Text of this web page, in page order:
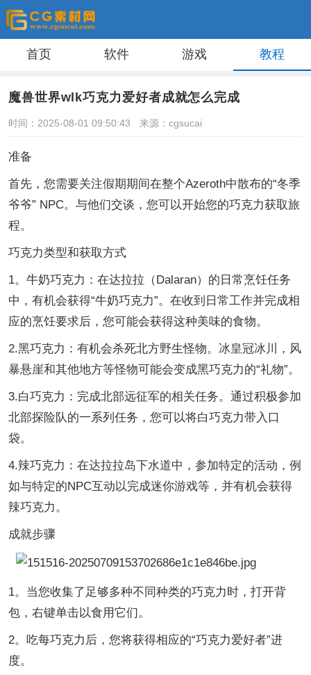
首页 软件 游戏 教程
魔兽世界wlk巧克力爱好者成就怎么完成
时间：2025-08-01 09:50:43 来源：cgsucai
准备
首先，您需要关注假期期间在整个Azeroth中散布的“冬季
爷爷” NPC。与他们交谈，您可以开始您的巧克力获取旅
程。
巧克力类型和获取方式
1。牛奶巧克力：在达拉拉（Dalaran）的日常烹饪任务
中，有机会获得“牛奶巧克力”。在收到日常工作并完成相
应的烹饪要求后，您可能会获得这种美味的食物。
2.黑巧克力：有机会杀死北方野生怪物。冰皇冠冰川，风
暴悬崖和其他地方等怪物可能会变成黑巧克力的“礼物”。
3.白巧克力：完成北部远征军的相关任务。通过积极参加
北部探险队的一系列任务，您可以将白巧克力带入口
袋。
4.辣巧克力：在达拉拉岛下水道中，参加特定的活动，例
如与特定的NPC互动以完成迷你游戏等，并有机会获得
辣巧克力。
成就步骤
1。当您收集了足够多种不同种类的巧克力时，打开背
包，右键单击以食用它们。
2。吃每巧克力后，您将获得相应的“巧克力爱好者”进
度。